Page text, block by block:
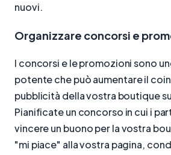
nuovi.
Organizzare concorsi e
I concorsi e le promozioni sono
potente che può aumentare il
pubblicità della vostra boutique
Pianificate un concorso in cui i
vincere un buono per la vostra
"mi piace" alla vostra pagina,